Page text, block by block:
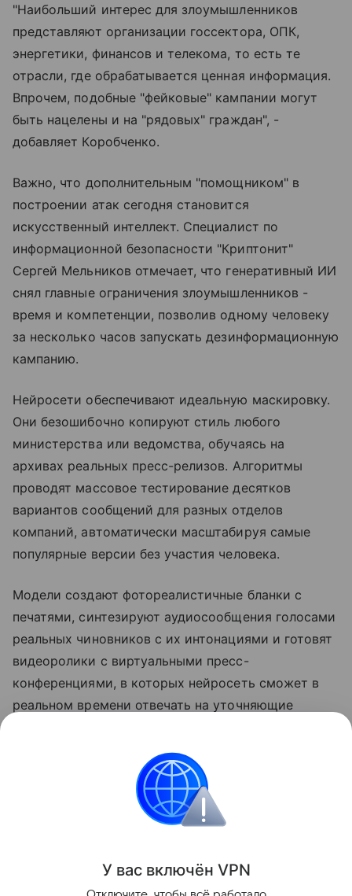
"Наибольший интерес для злоумышленников
представляют организации госсектора, ОПК,
энергетики, финансов и телекома, то есть те
отрасли, где обрабатывается ценная информация.
Впрочем, подобные "фейковые" кампании могут
быть нацелены и на "рядовых" граждан", -
добавляет Коробченко.
Важно, что дополнительным "помощником" в
построении атак сегодня становится
искусственный интеллект. Специалист по
информационной безопасности "Криптонит"
Сергей Мельников отмечает, что генеративный ИИ
снял главные ограничения злоумышленников -
время и компетенции, позволив одному человеку
за несколько часов запускать дезинформационную
кампанию.
Нейросети обеспечивают идеальную маскировку.
Они безошибочно копируют стиль любого
министерства или ведомства, обучаясь на
архивах реальных пресс-релизов. Алгоритмы
проводят массовое тестирование десятков
вариантов сообщений для разных отделов
компаний, автоматически масштабируя самые
популярные версии без участия человека.
Модели создают фотореалистичные бланки с
печатями, синтезируют аудиосообщения голосами
реальных чиновников с их интонациями и готовят
видеоролики с виртуальными пресс-
конференциями, в которых нейросеть сможет в
реальном времени отвечать на уточняющие
подделку от реальности человеку практически
невозможно, поэтому единственным рубежом
защиты остаются автоматизированные системы
проверки подлинности контента и метаданных.
Поделиться
У вас включён VPN